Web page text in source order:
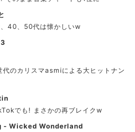
40、50代は懐かしいw
のカリスマasmiによる大ヒットナン
でも! まさかの再ブレイクw
- Wicked Wonderland